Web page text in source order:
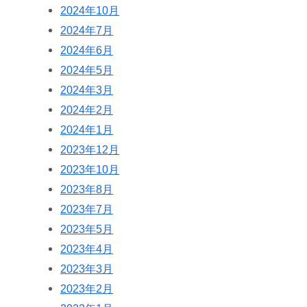
2024年10月
2024年7月
2024年6月
2024年5月
2024年3月
2024年2月
2024年1月
2023年12月
2023年10月
2023年8月
2023年7月
2023年5月
2023年4月
2023年3月
2023年2月